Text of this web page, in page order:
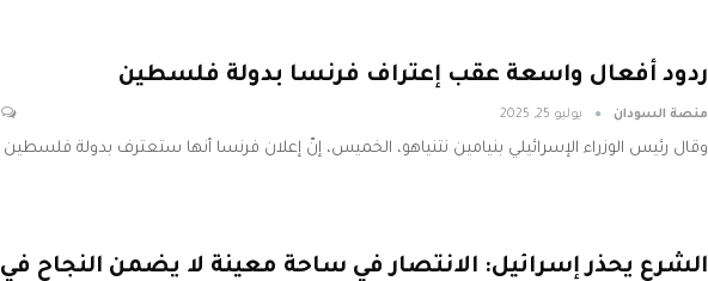
ردود أفعال واسعة عقب إعتراف فرنسا بدولة فلسطين
منصة السودان يوليو 25, 2025
وقال رئيس الوزراء الإسرائيلي بنيامين نتنياهو، الخميس، إنّ إعلان فرنسا أنها ستعترف بدولة فلسطين
الشرع يحذر إسرائيل: الانتصار في ساحة معينة لا يضمن النجاح في